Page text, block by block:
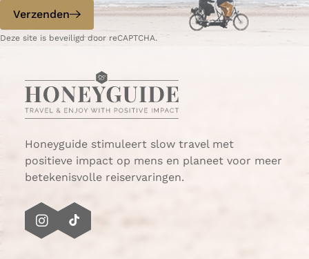
p
W
h
s
A
p
p
e
-
l
Verzenden
Deze site is beveiligd door reCAPTCHA.
Honeyguide stimuleert slow travel met
positieve impact op mens en planeet voor meer
betekenisvolle reiservaringen.
I
T